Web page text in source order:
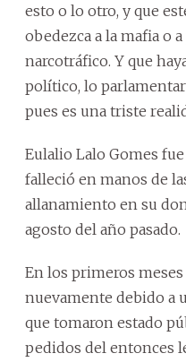
esto o lo otro, y que
obedezca a la mafia o
narcotráfico. Y que
político, lo
pues es una triste
Eulalio Lalo Gomes
falleció en manos de
allanamiento en su
agosto del año pasado.
En los primeros
nuevamente debido a
que tomaron estado
pedidos del entonces